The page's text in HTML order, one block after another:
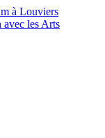
à Louviers
avec les Arts